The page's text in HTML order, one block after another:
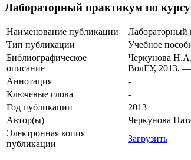
Лабораторный практикум по
Наименование публикации
Лабораторный
Тип публикации
Учебное
Библиографическое
описание
Черкунова
ВолГУ, 2013. —
Аннотация
-
Ключевые cлова
-
Год публикации
2013
Автор(ы)
Черкунова
Электронная копия
публикации
Загрузить